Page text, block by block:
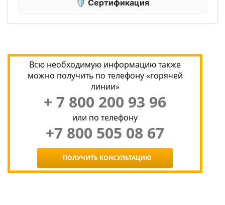
🛡 Сертификация
Всю необходимую информацию также
можно получить по телефону «горячей
линии»
+ 7 800 200 93 96
или по телефону
+7 800 505 08 67
ПОЛУЧИТЬ КОНСУЛЬТАЦИЮ